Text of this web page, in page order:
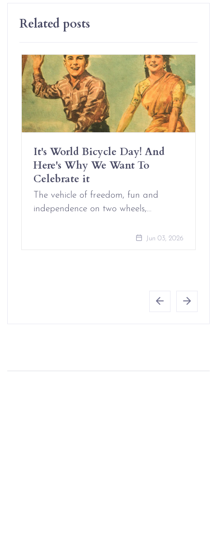
Related posts
It's World Bicycle Day! And
Here's Why We Want To
Celebrate it
The vehicle of freedom, fun and
independence on two wheels,…
Jun 03, 2026